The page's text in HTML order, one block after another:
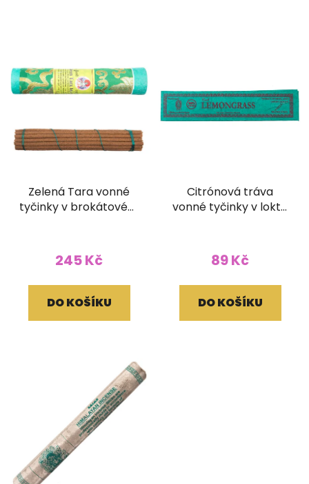
Zelená Tara vonné
tyčinky v brokátovém
245 Kč
DO KOŠÍKU
Citrónová tráva
vonné tyčinky v lokta
89 Kč
DO KOŠÍKU